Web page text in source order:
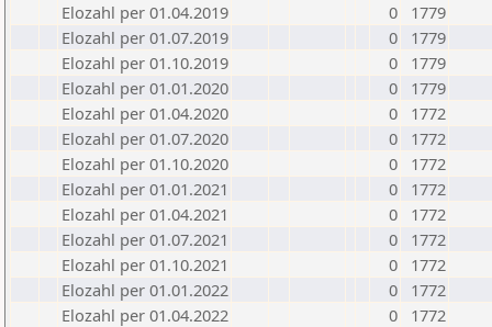
Elozahl per 01.04.2019
0
1779
Elozahl per 01.07.2019
0
1779
Elozahl per 01.10.2019
0
1779
Elozahl per 01.01.2020
0
1779
Elozahl per 01.04.2020
0
1772
Elozahl per 01.07.2020
0
1772
Elozahl per 01.10.2020
0
1772
Elozahl per 01.01.2021
0
1772
Elozahl per 01.04.2021
0
1772
Elozahl per 01.07.2021
0
1772
Elozahl per 01.10.2021
0
1772
Elozahl per 01.01.2022
0
1772
Elozahl per 01.04.2022
0
1772